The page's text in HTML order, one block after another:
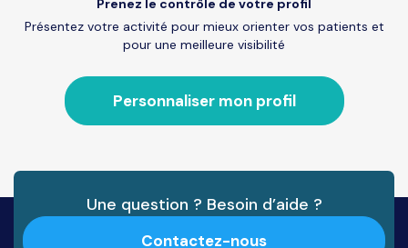
Présentez votre activité pour mieux orienter vos patients et
pour une meilleure visibilité
Personnaliser mon profil
Une question ? Besoin d’aide ?
Contactez-nous